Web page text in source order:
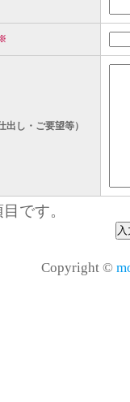
し・ご要望等）
です。
Copyright ©